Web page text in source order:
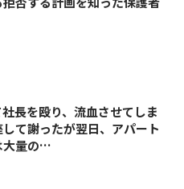
長を殴り、流血させてしま
て謝ったが翌日、アパート
大量の…